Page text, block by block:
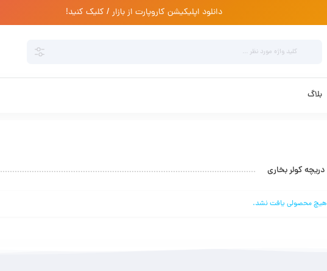
دانلود اپلیکیشن کاروپارت از بازار / کلیک کنید!
بلاگ
دریچه کولر بخاری
هیچ محصولی یافت نشد.